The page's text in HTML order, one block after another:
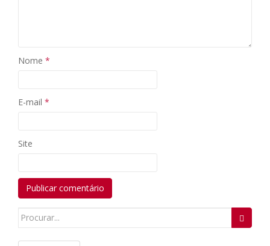
Nome *
E-mail *
Site
Search